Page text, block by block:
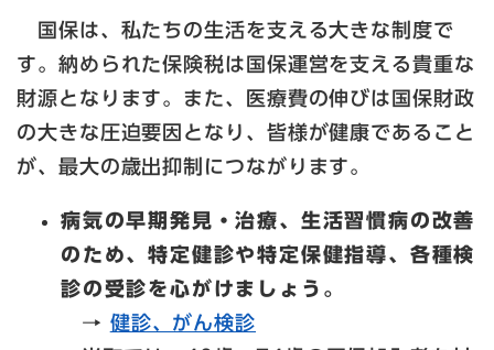
国保は、私たちの生活を支える大きな制度で
す。納められた保険税は国保運営を支える貴重な
財源となります。また、医療費の伸びは国保財政
の大きな圧迫要因となり、皆様が健康であること
が、最大の歳出抑制につながります。
病気の早期発見・治療、生活習慣病の改善
のため、特定健診や特定保健指導、各種検
診の受診を心がけましょう。
→ 健診、がん検診